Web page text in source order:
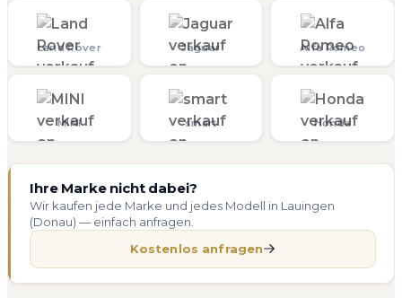
Land Rover Jaguar Alfa Romeo
MINI smart Honda
Ihre Marke nicht dabei?
Wir kaufen jede Marke und jedes Modell in Lauingen
(Donau) — einfach anfragen.
Kostenlos anfragen